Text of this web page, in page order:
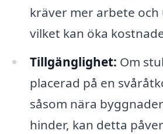
kräver mer arbete
vilket kan öka
Tillgänglighet: Om
placerad på en
såsom nära
hinder, kan detta